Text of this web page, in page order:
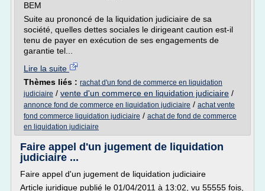
BEM
Suite au prononcé de la liquidation judiciaire de sa
société, quelles dettes sociales le dirigeant caution est-il
tenu de payer en exécution de ses engagements de
garantie tel...
Lire la suite
Thèmes liés : rachat d'un fond de commerce en liquidation
judiciaire / vente d'un commerce en liquidation judiciaire /
annonce fond de commerce en liquidation judiciaire / achat vente
fond commerce liquidation judiciaire / achat de fond de commerce
en liquidation judiciaire
Faire appel d'un jugement de liquidation
judiciaire ...
Faire appel d'un jugement de liquidation judiciaire
Article juridique publié le 01/04/2011 à 13:02, vu 55555 fois,